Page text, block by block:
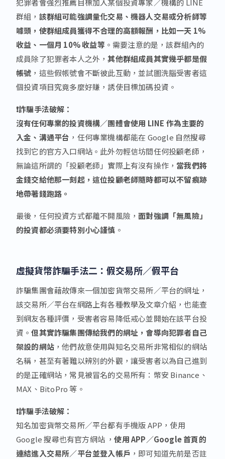
犯罪者會強烈推薦目標加入某個投資專家／機構的 LINE
群組， 該群組可能強調量化交易、機器人交易或分析師等
噱頭，使群組成員獲得不合理的高額報酬，比如一天 1%
收益、一個月 10% 收益等 。需要注意的是，該群組內的
成員除了犯罪者本人之外，其他群組成員其實幾乎都是假
帳號 ，這些假帳號會不斷彼此互動，並試圖洗腦受害者這
個投資項目究竟多麼好賺，誘使目標加碼投資。
❗詐騙手法破解：
沒有任何專業的投資機構／團體會使用 LINE 作為主要的
入金、溝通平台 ，任何專業機構都能在 Google 自然搜尋
找到它的官方入口網站。此外勿輕信坊間任何投顧老師，
無論這所謂的「投顧老師」實際上有沒有操作， 當我們將
金錢交給他那一刻起，這位投顧老師隨時都可以不留痕跡
地帶著錢跑路。
最後，任何投資方式都離不開風險，面對強調「無風險」
的投資都必須要特別小心謹慎 。
虛擬貨幣詐騙手法二 ： 假交易所／假平台
詐騙集團會藉故傳來一個加密貨幣交易所／平台的網址，
該交易所／平台在網路上有各種教學及文章介紹，也能查
到網友各種評價，受害者容易降低戒心並開始在該平台投
資。但其實詐騙集團傳給我們的網址，會導向犯罪者自己
架設的網站 ，他們故意使用與知名交易所非常相似的網站
名稱，甚至有著難以辨別的外觀，讓受害者以為自己進到
的是正確網站，常見被冒名的交易所有：幣安 Binance、
MAX、BitoPro 等。
❗詐騙手法破解：
知名加密貨幣交易所／平台都有手機版 APP，使用
Google 搜尋也有官方網站 ，使用 APP／Google 首頁的
連結進入交易所／平台並登入帳戶 ，即可知道先前是否註